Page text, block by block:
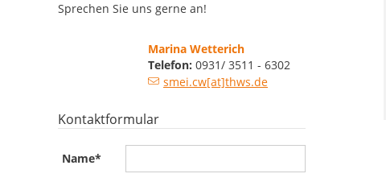
Sprechen Sie uns gerne an!
Marina Wetterich
Telefon: 0931/ 3511 - 6302
smei.cw[at]thws.de
Kontaktformular
Name*